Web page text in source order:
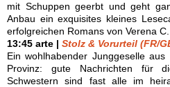
mit Schuppen geerbt und geht
Anbau ein exquisites kleines
erfolgreichen Romans von Verena C.
13:45 arte | Stolz & Vorurteil (FR/
Ein wohlhabender Junggeselle
Provinz: gute Nachrichten für
Schwestern sind fast alle im